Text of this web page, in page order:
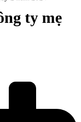
ty mẹ